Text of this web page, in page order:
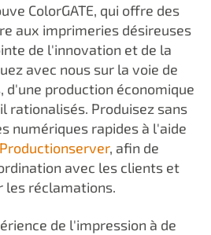
ColorGATE, qui offre des
aux imprimeries désireuses
de l'innovation et de la
avec nous sur la voie de
production économique
rationalisés. Produisez sans
numériques rapides à l'aide
, afin de
avec les clients et
les réclamations.
de l'impression à de